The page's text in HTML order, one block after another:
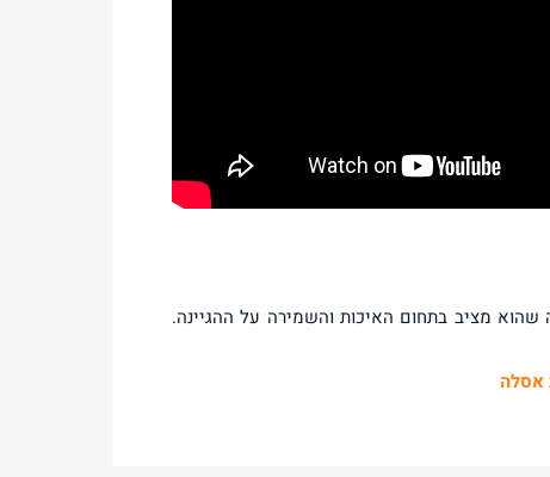
מציב בתחום האיכות והשמירה על ההגיינה.
אסלה